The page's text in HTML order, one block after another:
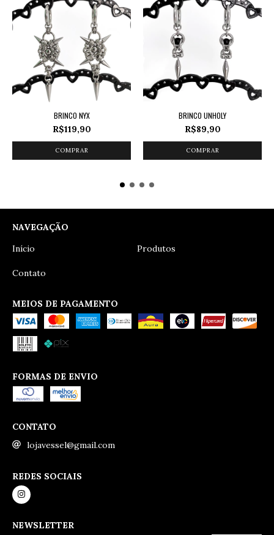
BRINCO NYX
R$119,90
BRINCO UNHOLY
R$89,90
NAVEGAÇÃO
Início
Produtos
Contato
MEIOS DE PAGAMENTO
FORMAS DE ENVIO
CONTATO
lojavessel@gmail.com
REDES SOCIAIS
NEWSLETTER